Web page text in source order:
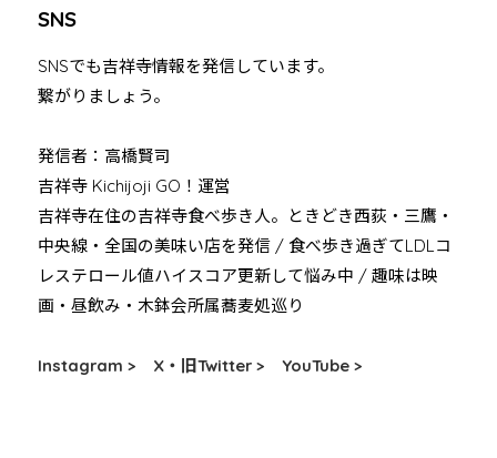
SNS
SNSでも吉祥寺情報を発信しています。
繋がりましょう。
発信者：高橋賢司
吉祥寺 Kichijoji GO！運営
吉祥寺在住の吉祥寺食べ歩き人。ときどき西荻・三鷹・
中央線・全国の美味い店を発信 / 食べ歩き過ぎてLDLコ
レステロール値ハイスコア更新して悩み中 / 趣味は映
画・昼飲み・木鉢会所属蕎麦処巡り
Instagram > X・旧Twitter > YouTube >